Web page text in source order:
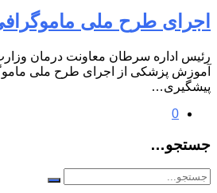
اجرای طرح ملی
رئیس اداره سرطان معاونت درمان
آموزش پزشکی از اجرای طرح ملی
پیشگیری…
0
جستجو…